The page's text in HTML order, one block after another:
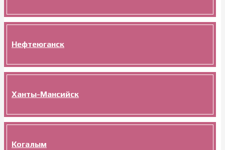
Нефтеюганск
Ханты-Мансийск
Когалым